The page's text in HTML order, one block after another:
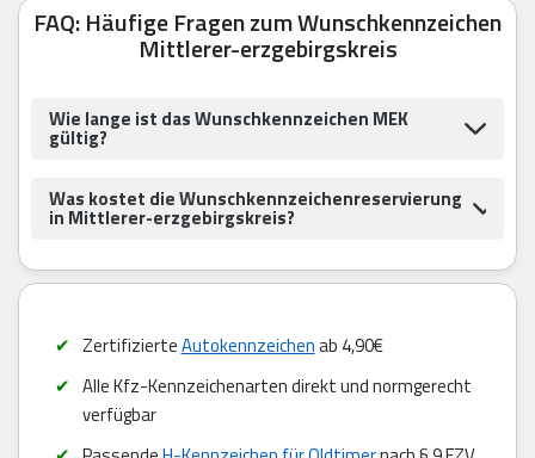
FAQ: Häufige Fragen zum Wunschkennzeichen
Mittlerer-erzgebirgskreis
Wie lange ist das Wunschkennzeichen MEK
gültig?
Was kostet die Wunschkennzeichenreservierung
in Mittlerer-erzgebirgskreis?
ZertifizierteAutokennzeichenab 4,90€
Alle Kfz-Kennzeichenarten direkt und normgerecht
verfügbar